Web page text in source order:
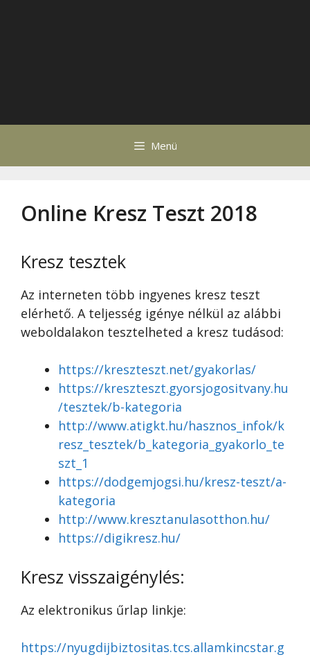
Menü
Online Kresz Teszt 2018
Kresz tesztek
Az interneten több ingyenes kresz teszt
elérhető. A teljesség igénye nélkül az alábbi
weboldalakon tesztelheted a kresz tudásod:
https://kreszteszt.net/gyakorlas/
https://kreszteszt.gyorsjogositvany.hu
/tesztek/b-kategoria
http://www.atigkt.hu/hasznos_infok/k
resz_tesztek/b_kategoria_gyakorlo_te
szt_1
https://dodgemjogsi.hu/kresz-teszt/a-
kategoria
http://www.kresztanulasotthon.hu/
https://digikresz.hu/
Kresz visszaigénylés:
Az elektronikus űrlap linkje:
https://nyugdijbiztositas.tcs.allamkincstar.g